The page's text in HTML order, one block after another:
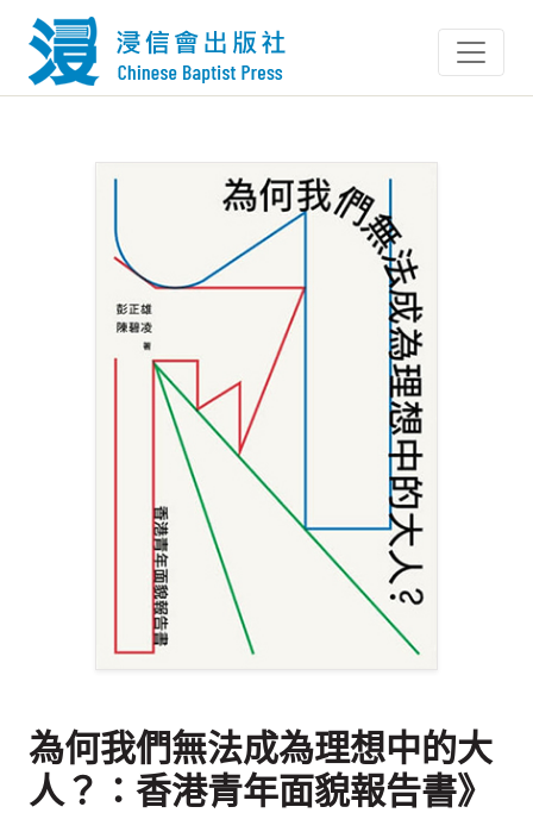
為何我們無法成為理想中的大
人？：香港青年面貌報告書》